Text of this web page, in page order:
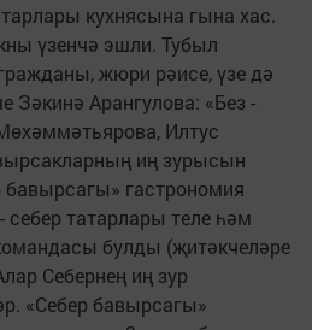
кухнясына гына хас.
үзенчә эшли. Тубыл
жюри рәисе, үзе дә
Зәкинә Арангулова: «Без -
Илтус
иң зурысын
гастрономия
себер татарлары теле һәм
булды (җитәкчеләре
Себернең иң зур
«Себер бавырсагы»